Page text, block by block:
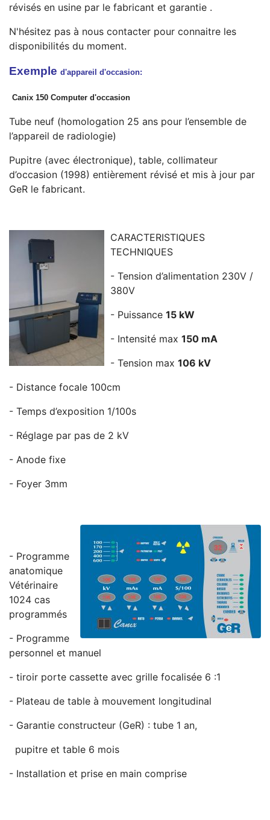
révisés en usine par le fabricant et garantie .
N'hésitez pas à nous contacter pour connaitre les
disponibilités du moment.
Exemple d'appareil d'occasion:
Canix 150 Computer d'occasion
Tube neuf (homologation 25 ans pour l’ensemble de
l’appareil de radiologie)
Pupitre (avec électronique), table, collimateur
d’occasion (1998) entièrement révisé et mis à jour par
GeR le fabricant.
CARACTERISTIQUES
TECHNIQUES
- Tension d’alimentation 230V /
380V
- Puissance 15 kW
- Intensité max 150 mA
- Tension max 106 kV
- Distance focale 100cm
- Temps d’exposition 1/100s
- Réglage par pas de 2 kV
- Anode fixe
- Foyer 3mm
- Programme
anatomique
Vétérinaire
1024 cas
programmés
- Programme
personnel et manuel
- tiroir porte cassette avec grille focalisée 6 :1
- Plateau de table à mouvement longitudinal
- Garantie constructeur (GeR) : tube 1 an,
pupitre et table 6 mois
- Installation et prise en main comprise